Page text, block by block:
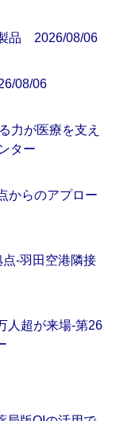
品 2026/08/06
08/06
力が医療を支え
ター
からのアプロー
‐羽田空港隣接
人超が来場‐第26